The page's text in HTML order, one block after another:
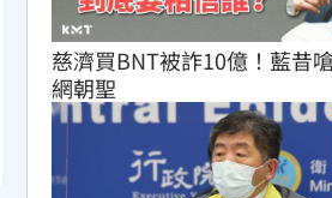
慈濟買BNT被詐10億！藍昔
網朝聖